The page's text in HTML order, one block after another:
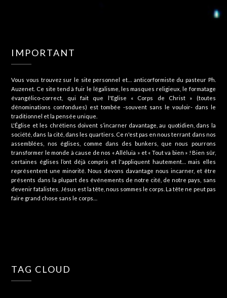
IMPORTANT
Vous vous trouvez sur le site personnel et… anticorformiste du pasteur Ph.
Auzenet. Ce site tend à fuir le légalisme, les masques religieux, le formatage
évangélico-correct, qui fait que l'Eglise « Corps de Christ » (toutes
dénominations confondues) est tombée -souvent sans le vouloir- dans le
traditionnel et la pensée unique.
L'Église et les chrétiens doivent s’incarner davantage, au quotidien, dans la
société, dans la cité, dans les quartiers. Ce n'est pas en nous terrant dans nos
assemblées, nos églises, comme dans des bunkers, que nous pourrons
transformer le monde à cause de nos « Alléluia » et « Tout va bien » ! Bien sûr,
certaines églises l’ont déjà compris et l'appliquent hautement… mais elles
représentent une minorité. Nous devons davantage nous incarner, et être
présents dans la plupart des événements de notre cité, de notre pays, sans
devenir fatalistes. Jésus est la tête, nous sommes le corps. La tête ne peut pas
faire grand chose sans le corps…
TAG CLOUD